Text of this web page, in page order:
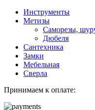
Инструменты
Метизы
Саморезы,
Дюбеля
Сантехника
Замки
Мебельная
Сверла
Принимаем к оплате: